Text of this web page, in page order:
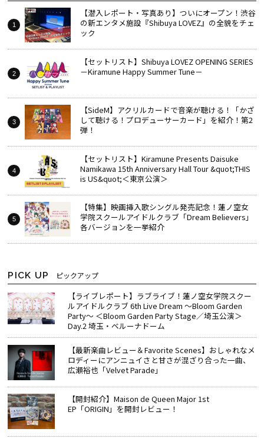
【潜入レポート・写真あり】ついにオープン！渋谷
の新エンタメ施設『Shibuya LOVEZ』の全貌をチェ
ック
【セットリスト】Shibuya LOVEZ OPENING SERIES
－Kiramune Happy Summer Tune－
【SideM】アクリルカードで音楽が聴ける！「かざ
して聴ける！プロデューサーカード」を紹介！第2
弾！
【セットリスト】Kiramune Presents Daisuke
Namikawa 15th Anniversary Hall Tour &quot;THIS
is US&quot;＜東京公演＞
【特集】映画挿入歌シングル発売記念！蓮ノ空女
学院スクールアイドルクラブ「Dream Believers」
各バージョンを一挙紹介
PICK UP ピックアップ
【ライブレポート】ラブライブ！蓮ノ空女学院スクー
ルアイドルクラブ 6th Live Dream ～Bloom Garden
Party～ ＜Bloom Garden Party Stage／埼玉公演＞
Day.2 埼玉・ベルーナドーム
【最新楽曲レビュー＆Favorite Scenes】おしゃれなメ
ロディーにアンニュイさと甘さが混ざり合った一曲、
広瀬裕也「Velvet Parade」
【開封紹介】Maison de Queen Major 1st
EP「ORIGIN」を開封レビュー！